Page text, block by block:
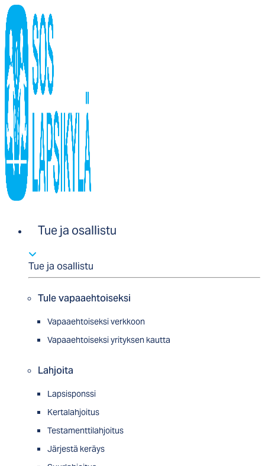
Tue ja osallistu
Tue ja osallistu
Tule vapaaehtoiseksi
Vapaaehtoiseksi verkkoon
Vapaaehtoiseksi yrityksen kautta
Lahjoita
Lapsisponssi
Kertalahjoitus
Testamenttilahjoitus
Järjestä keräys